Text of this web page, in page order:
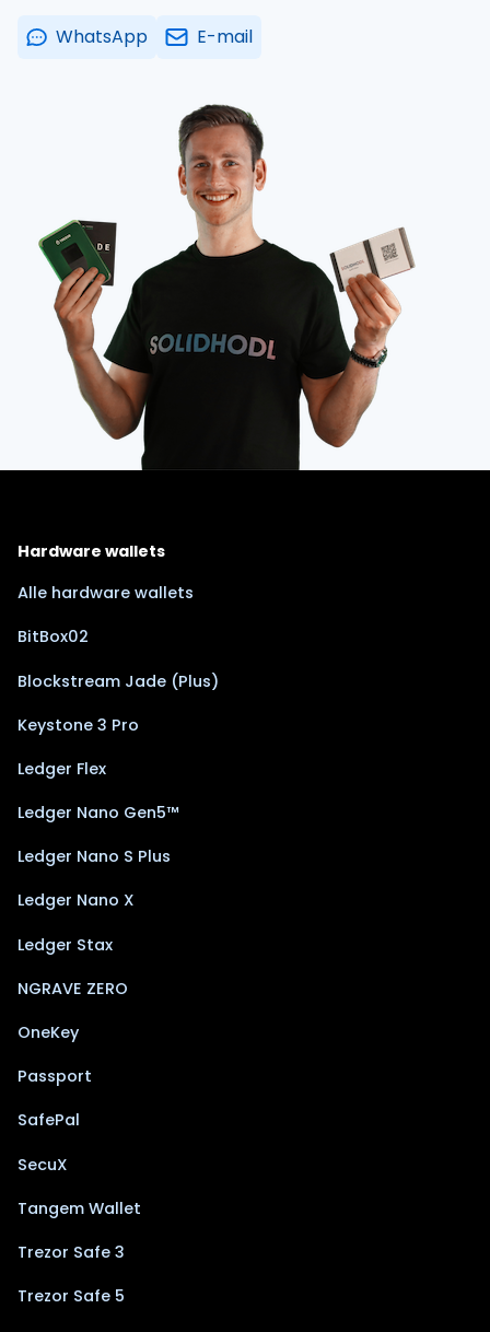
WhatsApp E-mail
Hardware wallets
Alle hardware wallets
BitBox02
Blockstream Jade (Plus)
Keystone 3 Pro
Ledger Flex
Ledger Nano Gen5™
Ledger Nano S Plus
Ledger Nano X
Ledger Stax
NGRAVE ZERO
OneKey
Passport
SafePal
SecuX
Tangem Wallet
Trezor Safe 3
Trezor Safe 5